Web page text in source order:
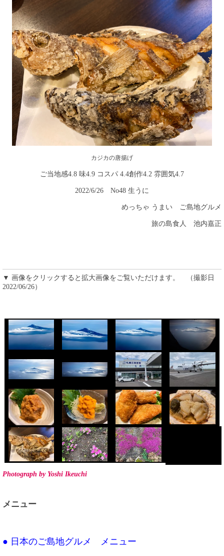
カジカの唐揚げ
ご当地感4.8 味4.9 コスパ 4.4創作4.2 雰囲気4.7
2022/6/26 No48 生うに
めっちゃ うまい ご島地グルメ
旅の島食人 池内嘉正
▼ 画像をクリックすると拡大画像をご覧いただけます。 （撮影日
2022/06/26）
Photograph by Yoshi Ikeuchi
メニュー
● 日本のご島地グルメ メニュー